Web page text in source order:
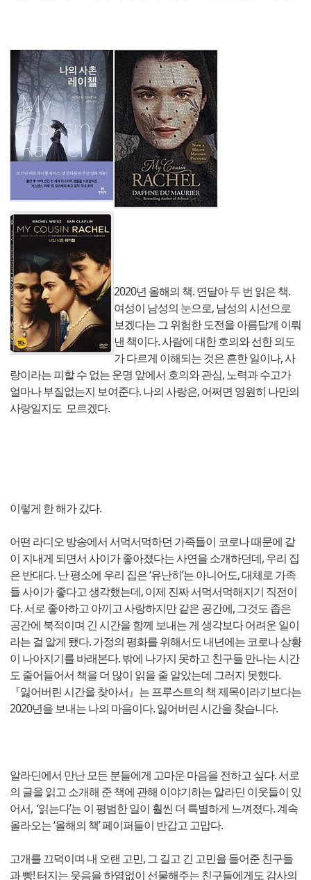
2020년 올해의 책. 연달아 두 번 읽은 책.
여성이 남성의 눈으로, 남성의 시선으로
보겠다는 그 위험한 도전을 아름답게 이뤄
낸 책이다. 사람에 대한 호의와 선한 의도
가 다르게 이해되는 것은 흔한 일이나, 사
랑이라는 피할 수 없는 운명 앞에서 호의와 관심, 노력과 수고가
얼마나 부질없는지 보여준다. 나의 사랑은, 어쩌면 영원히 나만의
사랑일지도 모르겠다.
이렇게 한 해가 갔다.
어떤 라디오 방송에서 서먹서먹하던 가족들이 코로나 때문에 같
이 지내게 되면서 사이가 좋아졌다는 사연을 소개하던데, 우리 집
은 반대다. 난 평소에 우리 집은 ‘유난히’는 아니어도, 대체로 가족
들 사이가 좋다고 생각했는데, 이제 진짜 서먹서먹해지기 직전이
다. 서로 좋아하고 아끼고 사랑하지만 같은 공간에, 그것도 좁은
공간에 북적이며 긴 시간을 함께 보내는 게 생각보다 어려운 일이
라는 걸 알게 됐다. 가정의 평화를 위해서도 내년에는 코로나 상황
이 나아지기를 바래본다. 밖에 나가지 못하고 친구들 만나는 시간
도 줄어들어서 책을 더 많이 읽을 줄 알았는데 그러지 못했다.
『잃어버린 시간을 찾아서』는 프루스트의 책 제목이라기보다는
2020년을 보내는 나의 마음이다. 잃어버린 시간을 찾습니다.
알라딘에서 만난 모든 분들에게 고마운 마음을 전하고 싶다. 서로
의 글을 읽고 소개해 준 책에 관해 이야기하는 알라딘 이웃들이 있
어서, ‘읽는다’는 이 평범한 일이 훨씬 더 특별하게 느껴졌다. 계속
올라오는 ‘올해의 책’ 페이퍼들이 반갑고 고맙다.
고개를 끄덕이며 내 오랜 고민, 그 길고 긴 고민을 들어준 친구들
과 빵! 터지는 웃음을 하염없이 선물해주는 친구들에게도 감사의